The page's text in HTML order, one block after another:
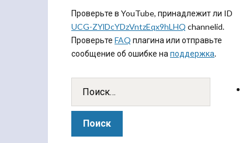
Проверьте в YouTube, принадлежит ли ID
UCG-ZYlDcYDzVntzEqx9hLHQ channelid.
Проверьте FAQ плагина или отправьте
сообщение об ошибке на поддержка.